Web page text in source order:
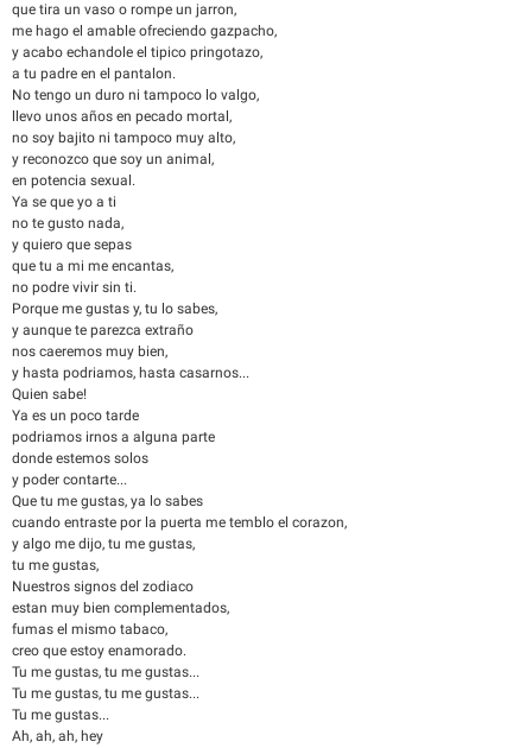
que tira un vaso o rompe un jarron,
me hago el amable ofreciendo gazpacho,
y acabo echandole el tipico pringotazo,
a tu padre en el pantalon.
No tengo un duro ni tampoco lo valgo,
llevo unos años en pecado mortal,
no soy bajito ni tampoco muy alto,
y reconozco que soy un animal,
en potencia sexual.
Ya se que yo a ti
no te gusto nada,
y quiero que sepas
que tu a mi me encantas,
no podre vivir sin ti.
Porque me gustas y, tu lo sabes,
y aunque te parezca extraño
nos caeremos muy bien,
y hasta podriamos, hasta casarnos...
Quien sabe!
Ya es un poco tarde
podriamos irnos a alguna parte
donde estemos solos
y poder contarte...
Que tu me gustas, ya lo sabes
cuando entraste por la puerta me temblo el corazon,
y algo me dijo, tu me gustas,
tu me gustas,
Nuestros signos del zodiaco
estan muy bien complementados,
fumas el mismo tabaco,
creo que estoy enamorado.
Tu me gustas, tu me gustas...
Tu me gustas, tu me gustas...
Tu me gustas...
Ah, ah, ah, hey